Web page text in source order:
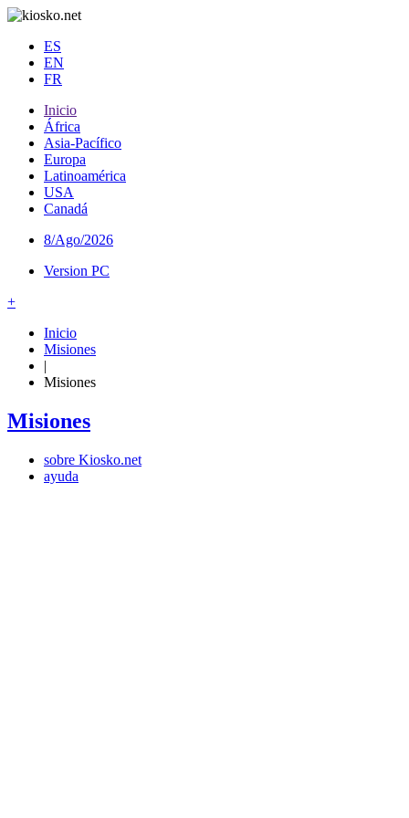
ES
EN
FR
Inicio
África
Asia-Pacífico
Europa
Latinoamérica
USA
Canadá
8/Ago/2026
Version PC
+
Inicio
Misiones
|
Misiones
Misiones
sobre Kiosko.net
ayuda